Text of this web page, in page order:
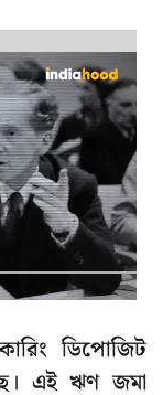
ডিপোজিট
এই ঋণ জমা